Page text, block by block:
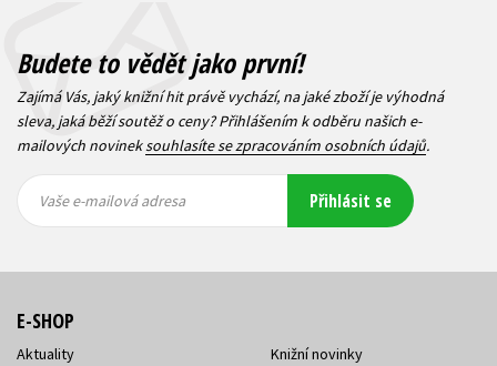
Budete to vědět jako první!
Zajímá Vás, jaký knižní hit právě vychází, na jaké zboží je výhodná
sleva, jaká běží soutěž o ceny? Přihlášením k odběru našich e-
mailových novineksouhlasíte se zpracováním osobních údajů.
mailová
mailová
Vaše e-mailová adresa Přihlásit se
E-SHOP
Aktuality
Knižní novinky